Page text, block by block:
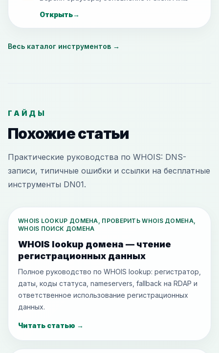
Открыть→
Весь каталог инструментов →
ГАЙДЫ
Похожие статьи
Практические руководства по WHOIS: DNS-
записи, типичные ошибки и ссылки на бесплатные
инструменты DN01.
WHOIS LOOKUP ДОМЕНА, ПРОВЕРИТЬ WHOIS ДОМЕНА,
WHOIS ПОИСК ДОМЕНА
WHOIS lookup домена — чтение
регистрационных данных
Полное руководство по WHOIS lookup: регистратор,
даты, коды статуса, nameservers, fallback на RDAP и
ответственное использование регистрационных
данных.
Читать статью →